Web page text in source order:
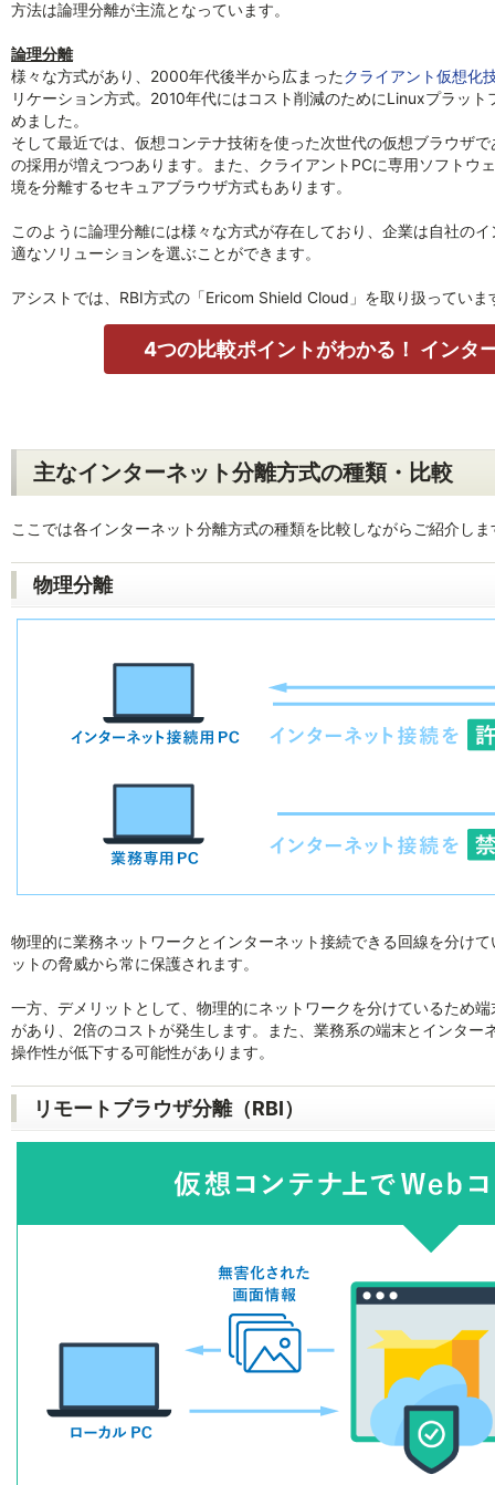
方法は論理分離が主流となっています。
論理分離
様々な方式があり、2000年代後半から広まったクライアント仮想化
リケーション方式。2010年代にはコスト削減のためにLinuxプラッ
めました。
そして最近では、仮想コンテナ技術を使った次世代の仮想ブラウザ
の採用が増えつつあります。また、クライアントPCに専用ソフトウ
境を分離するセキュアブラウザ方式もあります。
このように論理分離には様々な方式が存在しており、企業は自社の
適なソリューションを選ぶことができます。
アシストでは、RBI方式の「Ericom Shield Cloud」を取り扱っていま
4つの比較ポイントがわかる！ インタ
主なインターネット分離方式の種類・比較
ここでは各インターネット分離方式の種類を比較しながらご紹介しま
物理分離
物理的に業務ネットワークとインターネット接続できる回線を分け
ットの脅威から常に保護されます。
一方、デメリットとして、物理的にネットワークを分けているため
があり、2倍のコストが発生します。また、業務系の端末とインタ
操作性が低下する可能性があります。
リモートブラウザ分離（RBI）